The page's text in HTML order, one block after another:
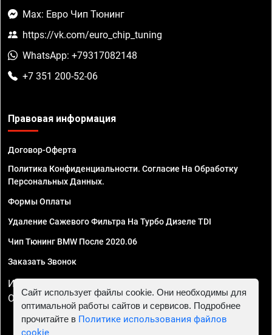
Max: Евро Чип Тюнинг
https://vk.com/euro_chip_tuning
WhatsApp: +79317082148
+7 351 200-52-06
Правовая информация
Договор-Оферта
Политика Конфиденциальности. Согласие На Обработку
Персональных Данных.
Формы Оплаты
Удаление Сажевого Фильтра На Турбо Дизеле TDI
Чип Тюнинг BMW После 2020.06
Заказать Звонок
ИП Смирнов Георгий Павлович. ИНН 781302555843,
ОГРНИП 324470400032610
Сайт использует файлы cookie. Они необходимы для
оптимальной работы сайтов и сервисов. Подробнее
прочитайте в Политике использования файлов
cookie